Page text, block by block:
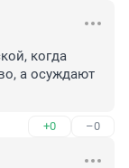
когда
а осуждают
+0 –0